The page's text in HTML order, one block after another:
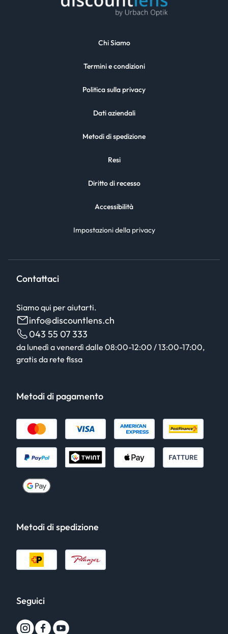
Chi Siamo
Termini e condizioni
Politica sulla privacy
Dati aziendali
Metodi di spedizione
Resi
Diritto di recesso
Accessibilità
Impostazioni della privacy
Contattaci
Siamo qui per aiutarti.
info@discountlens.ch
043 55 07 333
da lunedì a venerdì dalle 08:00-12:00 / 13:00-17:00,
gratis da rete fissa
Metodi di pagamento
Metodi di spedizione
Seguici